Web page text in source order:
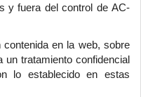
y fuera del control de AC-
en la web, sobre
un tratamiento confidencial
lo establecido en estas